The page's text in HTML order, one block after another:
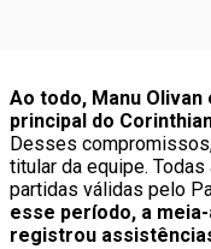
Ao todo, Manu
principal do
Desses
titular da equipe.
partidas válidas pelo
esse período, a
registrou